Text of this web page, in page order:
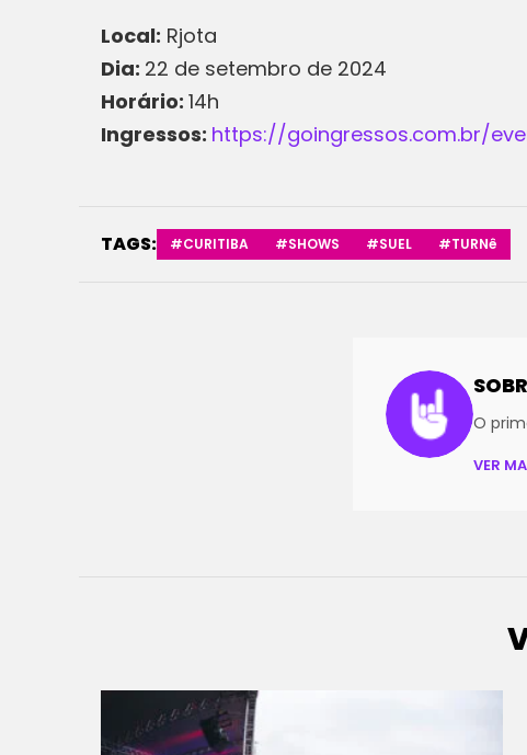
Local: Rjota
Dia: 22 de setembro de 2024
Horário: 14h
Ingressos: https://goingressos.com.br/
TAGS: #CURITIBA #SHOWS #SUEL #TURNê
O
VER